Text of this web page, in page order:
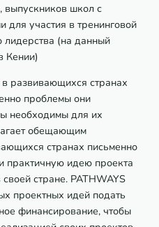
школ с
для участия в тренинговой
(на данный
Кении)
развивающихся странах
проблемы они
необходимы для их
обещающим
странах письменно
практичную идею проекта
стране. PATHWAYS
проектных идей подать
финансирование, чтобы